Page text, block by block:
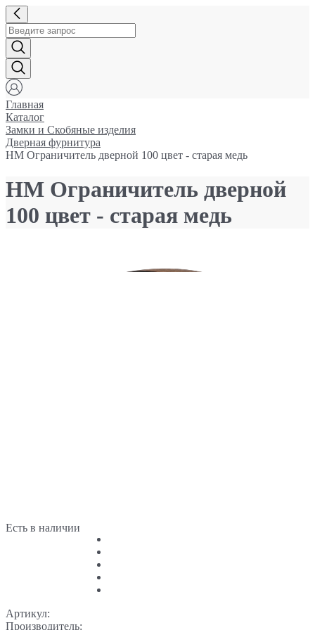
Главная
Каталог
Замки и Cкобяные изделия
Дверная фурнитура
НМ Ограничитель дверной 100 цвет - старая медь
НМ Ограничитель дверной
100 цвет - старая медь
Есть в наличии
Артикул:
Производитель: